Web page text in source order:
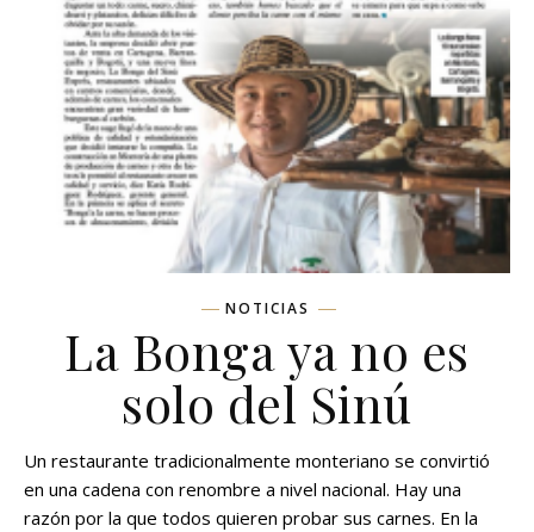
NOTICIAS
La Bonga ya no es
solo del Sinú
Un restaurante tradicionalmente monteriano se convirtió
en una cadena con renombre a nivel nacional. Hay una
razón por la que todos quieren probar sus carnes. En la